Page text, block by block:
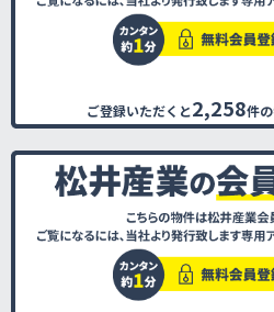
ご登録いただくと2,258件